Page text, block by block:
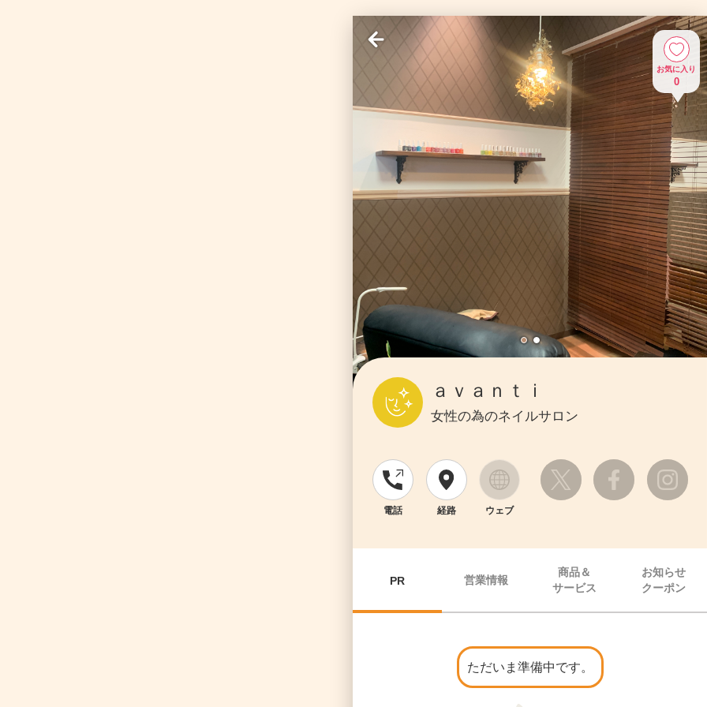
お気に入り
0
ａｖａｎｔｉ
女性の為のネイルサロン
電話 経路 ウェブ
PR 営業情報
商品＆
サービス
お知らせ
クーポン
ただいま準備中です。